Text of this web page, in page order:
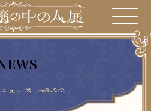
ニュース